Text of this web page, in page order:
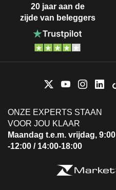
20 jaar aan de
zijde van beleggers
ONZE EXPERTS STAAN
VOOR JOU KLAAR
Maandag t.e.m. vrijdag, 9:00
-12:00 / 14:00-18:00